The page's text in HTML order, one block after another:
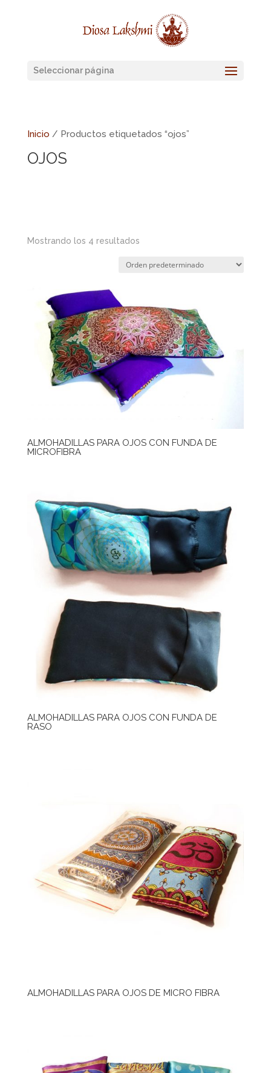
Seleccionar página
Inicio / Productos etiquetados “ojos”
OJOS
Mostrando los 4 resultados
ALMOHADILLAS PARA OJOS CON FUNDA DE
MICROFIBRA
ALMOHADILLAS PARA OJOS CON FUNDA DE
RASO
ALMOHADILLAS PARA OJOS DE MICRO FIBRA